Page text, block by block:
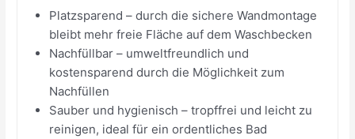
Platzsparend – durch die sichere Wandmontage
bleibt mehr freie Fläche auf dem Waschbecken
Nachfüllbar – umweltfreundlich und
kostensparend durch die Möglichkeit zum
Nachfüllen
Sauber und hygienisch – tropffrei und leicht zu
reinigen, ideal für ein ordentliches Bad